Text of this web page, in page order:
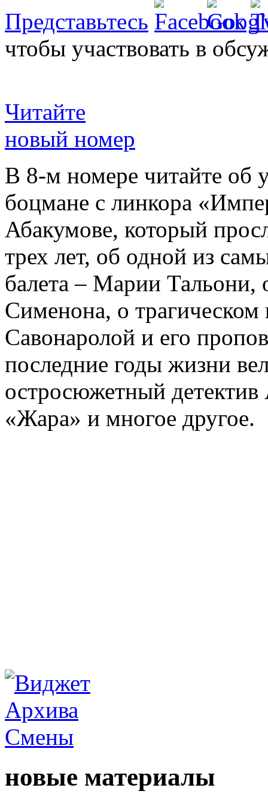
Представьтесь
чтобы участвовать в
Читайте
новый номер
В 8-м номере читайте об
боцмане с линкора
Абакумове, который
трех лет, об одной из
балета – Марии
Сименона, о трагическом
Савонаролой и его
последние годы жизни
остросюжетный детектив
«Жара» и многое другое.
новые материалы